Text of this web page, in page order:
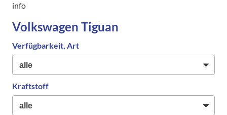
info
Volkswagen Tiguan
Verfügbarkeit, Art
Kraftstoff